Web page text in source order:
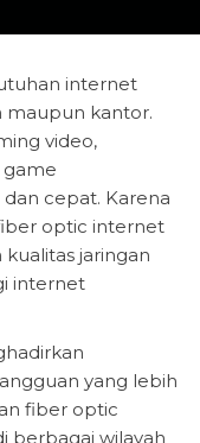
internet
kantor.
video,
game
cepat. Karena
optic internet
jaringan
internet
yang lebih
fiber optic
berbagai wilayah